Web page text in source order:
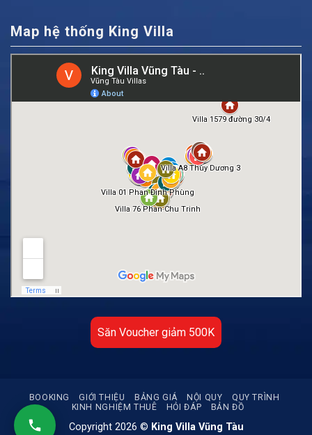
Map hệ thống King Villa
Săn Voucher giảm 500K
BOOKING GIỚI THIỆU BẢNG GIÁ NỘI QUY
QUY TRÌNH
KINH NGHIỆM THUÊ
HỎI ĐÁP BẢN ĐỒ
Copyright 2026 © King Villa Vũng Tàu